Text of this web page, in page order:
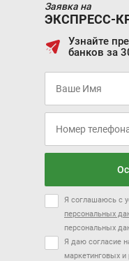
Заявка на
ЭКСПРЕСС-
Узнайте
банков за
Я соглашаюсь с
персональных
персональных
Я даю согласие
маркетинговых